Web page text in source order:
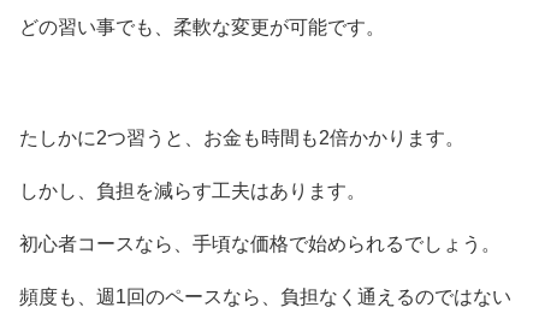
どの習い事でも、柔軟な変更が可能です。
たしかに2つ習うと、お金も時間も2倍かかります。
しかし、負担を減らす工夫はあります。
初心者コースなら、手頃な価格で始められるでしょう。
頻度も、週1回のペースなら、負担なく通えるのではない